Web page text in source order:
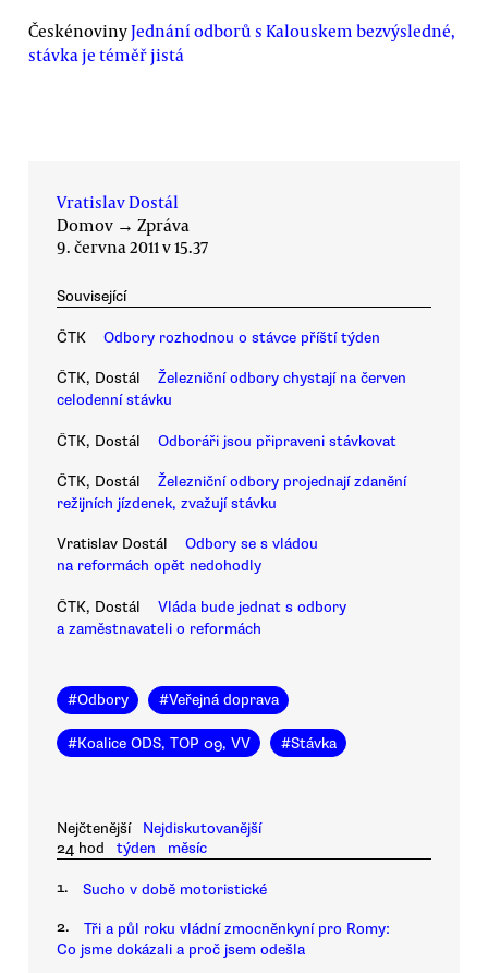
ČeskénovinyJednání odborů s Kalouskem bezvýsledné,
stávka je téměř jistá
Vratislav Dostál
Domov → Zpráva
9. června 2011 v 15.37
Související
ČTK Odbory rozhodnou o stávce příští týden
ČTK, Dostál
Železniční odbory chystají na červen
celodenní stávku
ČTK, Dostál Odboráři jsou připraveni stávkovat
ČTK, Dostál
Železniční odbory projednají zdanění
režijních jízdenek, zvažují stávku
Vratislav Dostál
Odbory se s vládou
na reformách opět nedohodly
ČTK, Dostál
Vláda bude jednat s odbory
a zaměstnavateli o reformách
#Odbory #Veřejná doprava
#Koalice ODS, TOP 09, VV #Stávka
Nejčtenější
Nejdiskutovanější
24 hod
týden měsíc
1. Sucho v době motoristické
2.
Tři a půl roku vládní zmocněnkyní pro Romy:
Co jsme dokázali a proč jsem odešla